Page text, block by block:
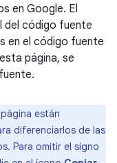
en Google. El
código fuente
en el código fuente
página, se
están
diferenciarlos de las
Para omitir el signo